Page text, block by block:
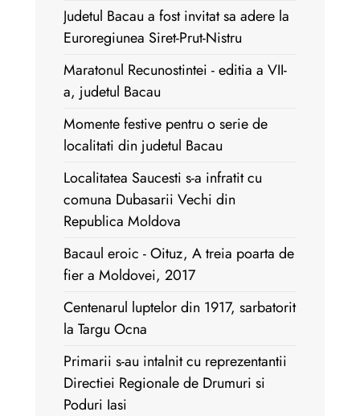
Judetul Bacau a fost invitat sa adere la
Euroregiunea Siret-Prut-Nistru
Maratonul Recunostintei - editia a VII-
a, judetul Bacau
Momente festive pentru o serie de
localitati din judetul Bacau
Localitatea Saucesti s-a infratit cu
comuna Dubasarii Vechi din
Republica Moldova
Bacaul eroic - Oituz, A treia poarta de
fier a Moldovei, 2017
Centenarul luptelor din 1917, sarbatorit
la Targu Ocna
Primarii s-au intalnit cu reprezentantii
Directiei Regionale de Drumuri si
Poduri Iasi